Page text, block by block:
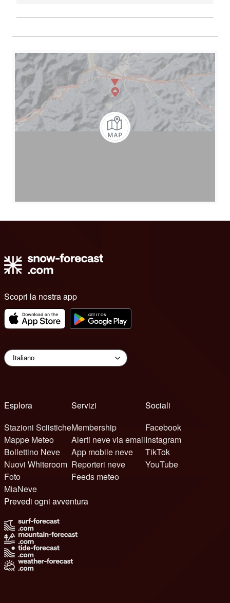
Scopri la nostra app
Esplora
Stazioni Sciistiche
Mappe Meteo
Bollettino Neve
Nuovi Whiteroom
Foto
MiaNeve
Servizi
Membership
Alerti neve via email
App mobile neve
Reporteri neve
Feeds meteo
Sociali
Facebook
Instagram
TikTok
YouTube
Prevedi ogni avventura